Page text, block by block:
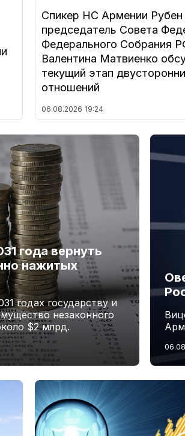
Спикер НС Армении Рубен
председатель Совета
Федерального Собрания
Валентина Матвиенко
текущий этап
отношений
06.08.2026 19:24
года вернуть
нажитых
годах государству и
незаконного
$2 млрд.